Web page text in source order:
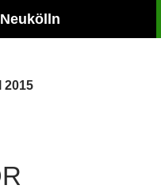
2015